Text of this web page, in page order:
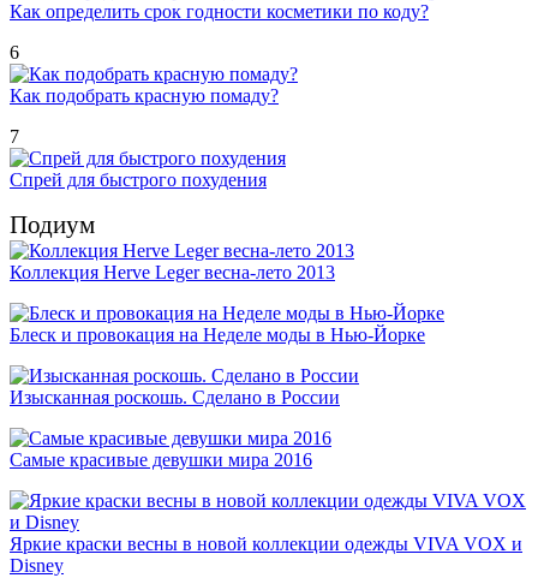
Как определить срок годности косметики по коду?
6
Как подобрать красную помаду?
7
Спрей для быстрого похудения
Подиум
Коллекция Herve Leger весна-лето 2013
Блеск и провокация на Неделе моды в Нью-Йорке
Изысканная роскошь. Сделано в России
Самые красивые девушки мира 2016
Яркие краски весны в новой коллекции одежды VIVA VOX и
Disney